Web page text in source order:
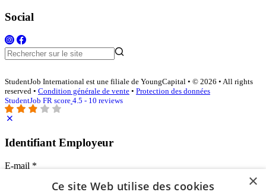
Social
StudentJob International est une filiale de YoungCapital • © 2026 • All rights
reserved • Condition générale de vente • Protection des données
StudentJob FR score 4.5 - 10 reviews
Identifiant Employeur
E-mail *
Mot de passe ×
Ce site Web utilise des cookies